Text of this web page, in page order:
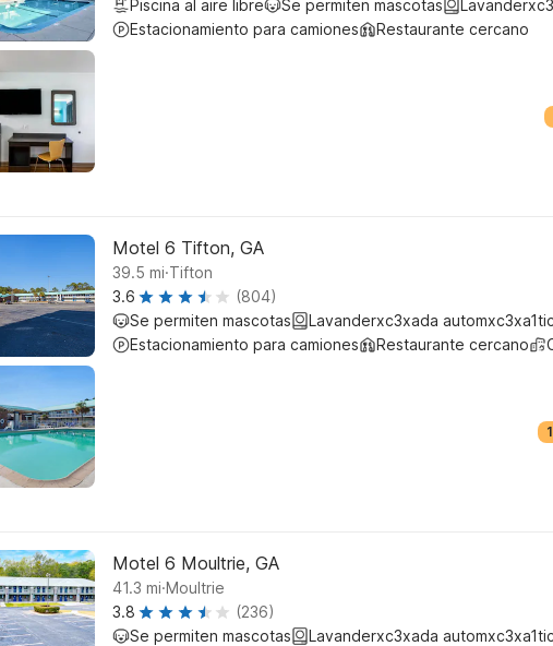
Piscina al aire libre
Se permiten mascotas
Estacionamiento para camiones
Restaurante cercano
Motel 6 Tifton, GA
39.5 mi.Tifton
3.6
(804)
Se permiten mascotas
Lavanderxc3xada
Estacionamiento para camiones
Restaurante cercano
Motel 6 Moultrie, GA
41.3 mi.Moultrie
3.8
(236)
Se permiten mascotas
Lavanderxc3xada